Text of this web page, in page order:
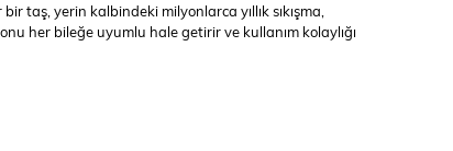
taş, yerin kalbindeki milyonlarca yıllık sıkışma,
her bileğe uyumlu hale getirir ve kullanım kolaylığı